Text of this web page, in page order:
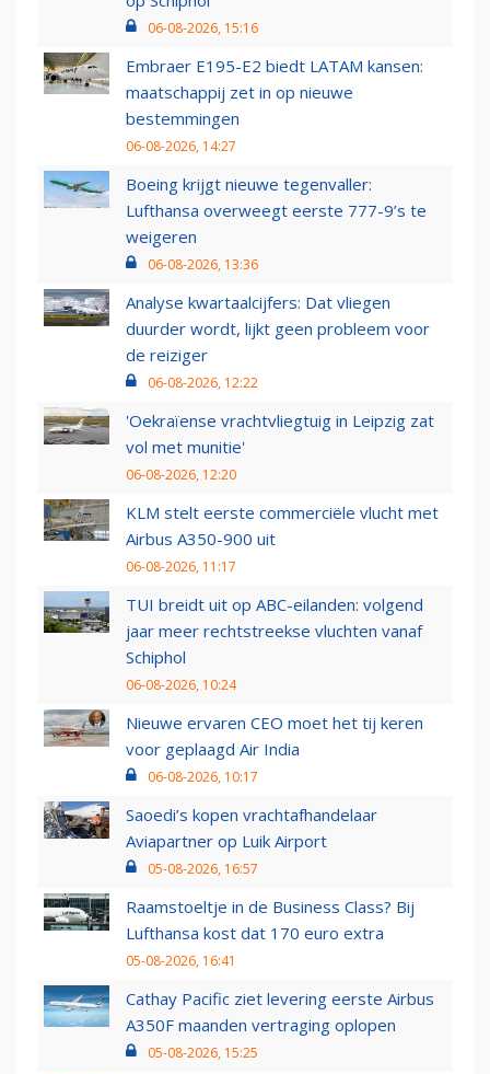
06-08-2026, 15:16
Embraer E195-E2 biedt LATAM kansen:
maatschappij zet in op nieuwe
bestemmingen
06-08-2026, 14:27
Boeing krijgt nieuwe tegenvaller:
Lufthansa overweegt eerste 777-9’s te
weigeren
06-08-2026, 13:36
Analyse kwartaalcijfers: Dat vliegen
duurder wordt, lijkt geen probleem voor
de reiziger
06-08-2026, 12:22
'Oekraïense vrachtvliegtuig in Leipzig zat
vol met munitie'
06-08-2026, 12:20
KLM stelt eerste commerciële vlucht met
Airbus A350-900 uit
06-08-2026, 11:17
TUI breidt uit op ABC-eilanden: volgend
jaar meer rechtstreekse vluchten vanaf
Schiphol
06-08-2026, 10:24
Nieuwe ervaren CEO moet het tij keren
voor geplaagd Air India
06-08-2026, 10:17
Saoedi’s kopen vrachtafhandelaar
Aviapartner op Luik Airport
05-08-2026, 16:57
Raamstoeltje in de Business Class? Bij
Lufthansa kost dat 170 euro extra
05-08-2026, 16:41
Cathay Pacific ziet levering eerste Airbus
A350F maanden vertraging oplopen
05-08-2026, 15:25